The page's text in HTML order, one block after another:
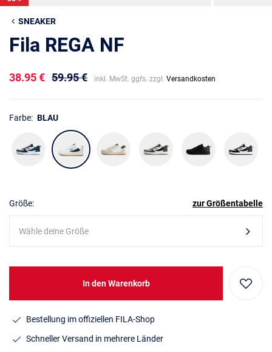
SNEAKER
Fila REGA NF
38.95 € 59.95 € inkl. MwSt. ggfs. zzgl. Versandkosten
Farbe: BLAU
Größe: zur Größentabelle
Wähle deine Größe
In den Warenkorb
Bestellung im offiziellen FILA-Shop
Schneller Versand in mehrere Länder